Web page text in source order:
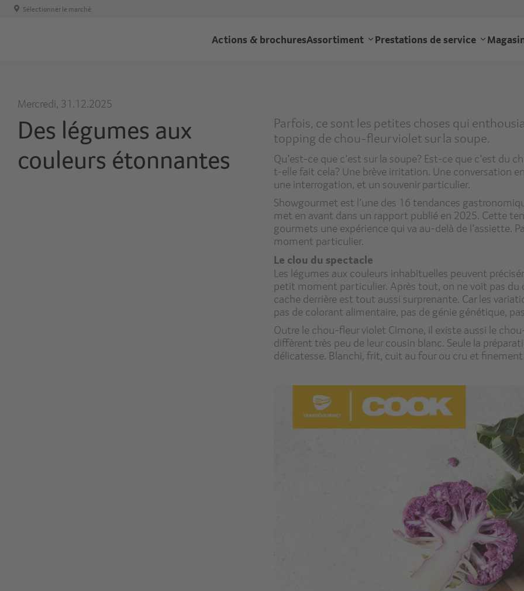
principal
Sélectionner le marché
Transgourmet
Actions & brochuresAssortiment Prestations de service
Mercredi, 31.12.2025
Des légumes aux
couleurs étonnantes
Parfois, ce sont les petites choses qui
topping de chou-fleur violet sur la soupe.
Qu’est-ce que c’est sur la soupe? Est-ce que c’est
t-elle fait cela? Une brève irritation. Une conversation
une interrogation, et un souvenir particulier.
Showgourmet est l’une des 16 tendances
met en avant dans un rapport publié en 2025. Cette
gourmets une expérience qui va au-delà de l’assiette.
moment particulier.
Le clou du spectacle
Les légumes aux couleurs inhabituelles peuvent
petit moment particulier. Après tout, on ne voit pas du
cache derrière est tout aussi surprenante. Car les
pas de colorant alimentaire, pas de génie génétique,
Outre le chou-fleur violet Cimone, il existe aussi le
diffèrent très peu de leur cousin blanc. Seule la
délicatesse. Blanchi, frit, cuit au four ou cru et